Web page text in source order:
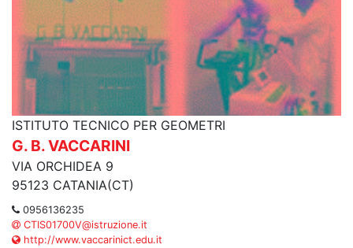
ISTITUTO TECNICO PER GEOMETRI
G. B. VACCARINI
VIA ORCHIDEA 9
95123 CATANIA(CT)
0956136235
CTIS01700V@istruzione.it
http://www.vaccarinict.edu.it